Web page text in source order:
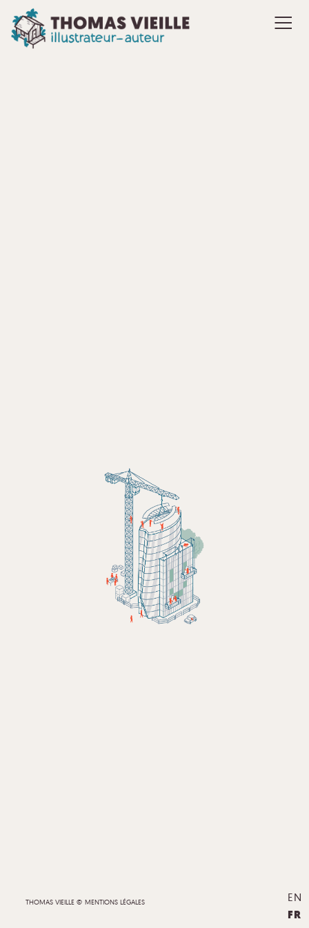
THOMAS VIEILLE © MENTIONS LÉGALES EN
FR